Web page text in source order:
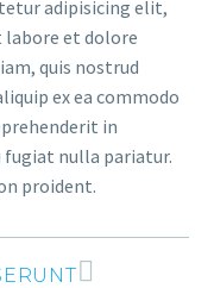
adipisicing elit,
labore et dolore
quis nostrud
ex ea commodo
in
nulla pariatur.
proident.